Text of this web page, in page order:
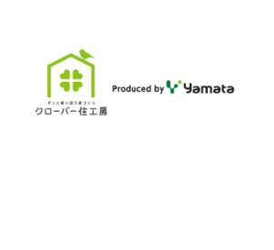
ホーム イベント日程